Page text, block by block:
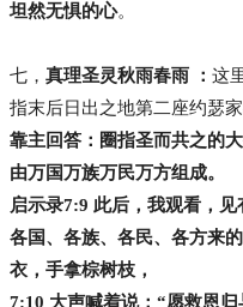
坦然无惧的心。
七， 真理圣灵秋雨春雨 ： 这
指末后日出之地第二座约瑟
靠主回答：圈指圣而共之的大
由万国万族万民万方组成。
启示录7:9 此后，我观看，
各国、各族、各民、各方来
衣，手拿棕树枝，
7:10 大声喊着说：“愿救恩